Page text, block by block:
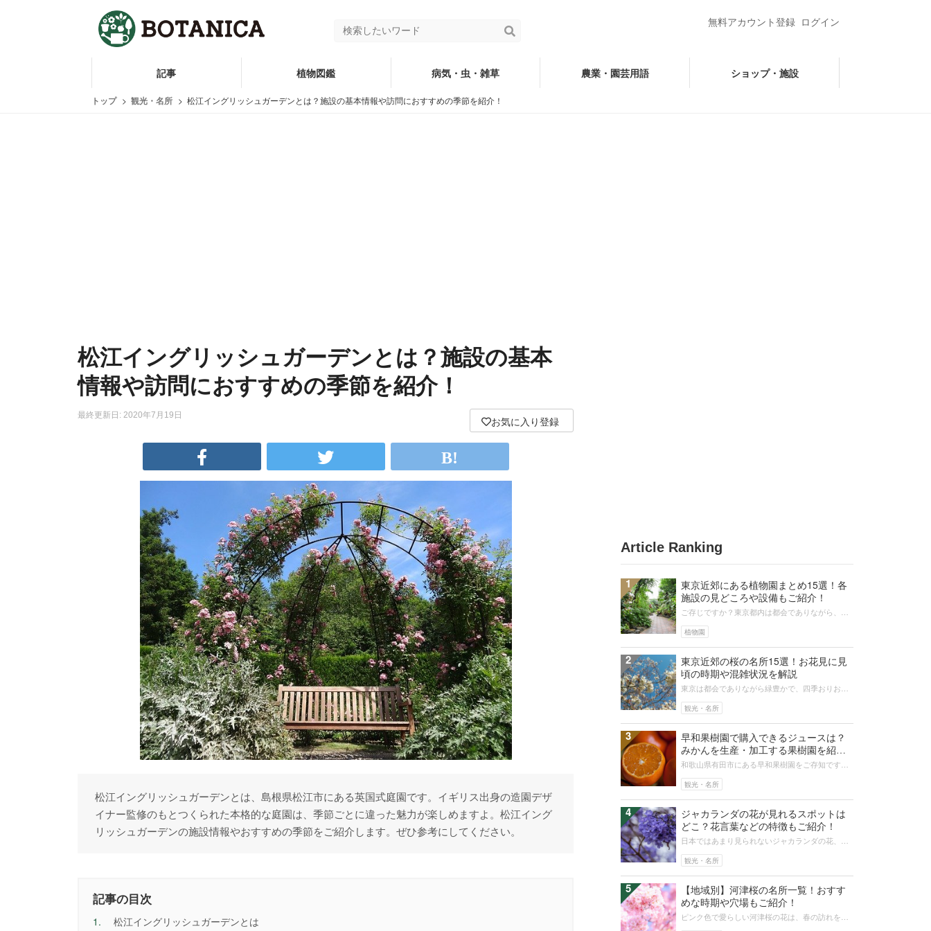
無料アカウント登録 ログイン
記事 植物図鑑 病気・虫・雑草 農業・園芸用語 ショップ・施設
トップ 観光・名所 松江イングリッシュガーデンとは？施設の基本情報や訪問におすすめの季節を紹介！
松江イングリッシュガーデンとは？施設の基本
情報や訪問におすすめの季節を紹介！
最終更新日: 2020年7月19日
お気に入り登録
松江イングリッシュガーデンとは、島根県松江市にある英国式庭園です。イギリス出身の造園デザ
イナー監修のもとつくられた本格的な庭園は、季節ごとに違った魅力が楽しめますよ。松江イング
リッシュガーデンの施設情報やおすすめの季節をご紹介します。ぜひ参考にしてください。
記事の目次
1. 松江イングリッシュガーデンとは
Article Ranking
1
植物園
東京近郊にある植物園まとめ15選！各
施設の見どころや設備もご紹介！
ご存じですか？東京都内は都会でありながら、実
す。また、多様な植物園がたくさんあり...
2
観光・名所
東京近郊の桜の名所15選！お花見に見
頃の時期や混雑状況を解説
東京は都会でありながら緑豊かで、四季おりおり
名所に足を運び、親しい人たちと宴会...
3
観光・名所
早和果樹園で購入できるジュースは？
みかんを生産・加工する果樹園を紹
介！
和歌山県有田市にある早和果樹園をご存知です
る注目企業です。今回は、早和果樹園で...
4
観光・名所
ジャカランダの花が見れるスポットは
どこ？花言葉などの特徴もご紹介！
日本ではあまり見られないジャカランダの花、特
紹介します。家庭で育てる場合の注意...
5
【地域別】河津桜の名所一覧！おすす
めな時期や穴場もご紹介！
ピンク色で愛らしい河津桜の花は、春の訪れを告